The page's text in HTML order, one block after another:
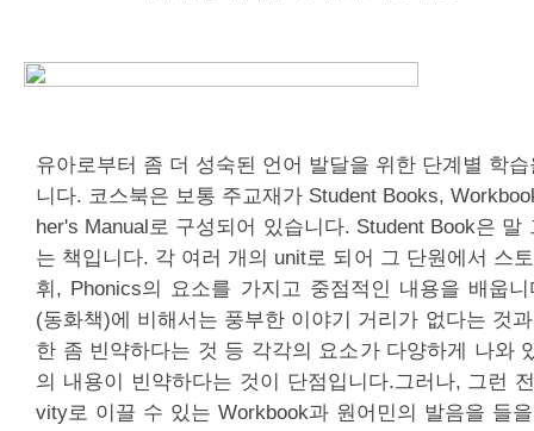
유아로부터 좀 더 성숙된 언어 발달을 위한 단계별 학
니다. 코스북은 보통 주교재가 Student Books,
her's Manual로 구성되어 있습니다. Student Book은 말
는 책입니다. 각 여러 개의 unit로 되어 그 단원에서 스
휘, Phonics의 요소를 가지고 중점적인 내용을 배웁
(동화책)에 비해서는 풍부한 이야기 거리가 없다는 것
한 좀 빈약하다는 것 등 각각의 요소가 다양하게 나와
의 내용이 빈약하다는 것이 단점입니다.그러나, 그런
vity로 이끌 수 있는 Workbook과 원어민의 발음을 들